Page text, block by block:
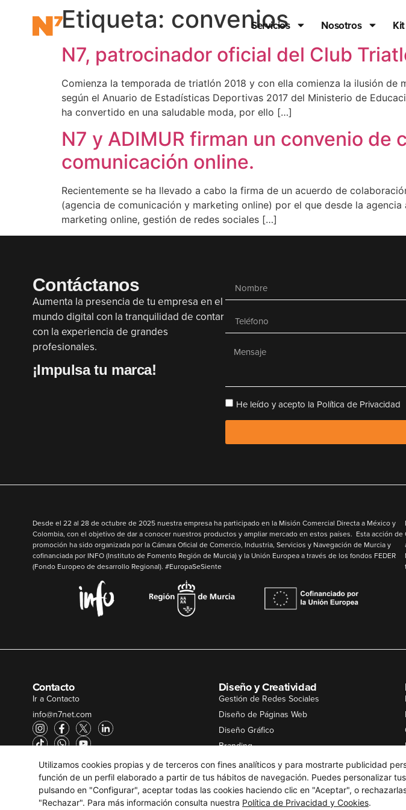
Servicios Nosotros
Etiqueta: convenios
N7, patrocinador oficial del Club
Comienza la temporada de triatlón 2018 y con ella comienza la ilusión
según el Anuario de Estadísticas Deportivas 2017 del Ministerio de
ha convertido en una saludable moda, por ello […]
N7 y ADIMUR firman un convenio de
comunicación online.
Recientemente se ha llevado a cabo la firma de un acuerdo de
(agencia de comunicación y marketing online) por el que desde la
marketing online, gestión de redes sociales […]
Contáctanos
Aumenta la presencia de tu empresa en el
mundo digital con la tranquilidad de contar
con la experiencia de grandes
profesionales.
¡Impulsa tu marca!
He leído y acepto la Política de Privacidad
Desde el 22 al 28 de octubre de 2025 nuestra empresa ha participado en la Misión Comercial Directa a México y
Colombia, con el objetivo dedar a conocer nuestros productos y ampliar mercado en estos países. Esta acción de
promoción ha sido organizada por la Cámara Oficial de Comercio, Industria, Servicios y Navegación de Murcia y
cofinanciada por INFO(Instituto de Fomento Región de Murcia) y la Unión Europeaa través de los fondos FEDER
(Fondo Europeo de desarrollo Regional). #EuropaSeSiente
Contacto
Ir a Contacto
info@n7net.com
Diseño y Creatividad
Gestión de Redes Sociales
Diseño de Páginas Web
Diseño Gráfico
Branding
Producción Audiovisual
Utilizamos cookies propias y de terceros con fines analíticos y para mostrarte publicidad
función de un perfil elaborado a partir de tus hábitos de navegación. Puedes personalizar
pulsando en "Configurar", aceptar todas las cookies haciendo clic en "Aceptar", o
"Rechazar". Para más información consulta nuestra Política de Privacidad y Cookies.